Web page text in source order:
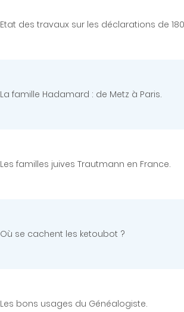
Etat des travaux sur les déclarations de
La famille Hadamard : de Metz à Paris.
Les familles juives Trautmann en France.
Où se cachent les ketoubot ?
Les bons usages du Généalogiste.